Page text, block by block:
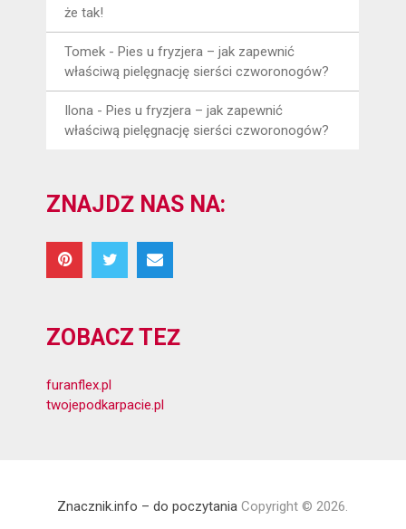
że tak!
Tomek -Pies u fryzjera – jak zapewnić
właściwą pielęgnację sierści czworonogów?
Ilona -Pies u fryzjera – jak zapewnić
właściwą pielęgnację sierści czworonogów?
ZNAJDŹ NAS NA:
ZOBACZ TEŻ
furanflex.pl
twojepodkarpacie.pl
Znacznik.info – do poczytania Copyright © 2026.